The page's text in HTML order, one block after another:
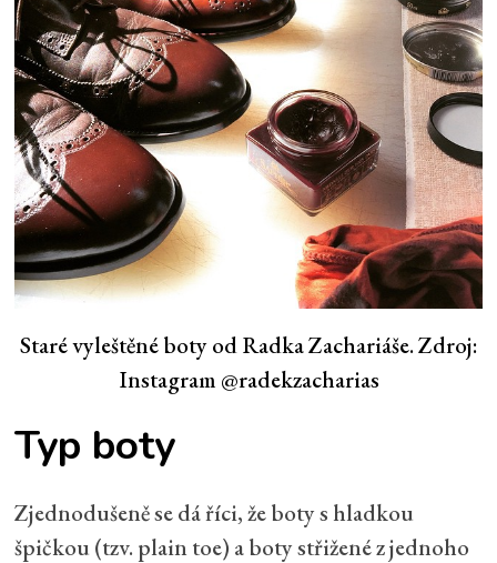
Staré vyleštěné boty od Radka Zachariáše. Zdroj:
Instagram @radekzacharias
Typ boty
Zjednodušeně se dá říci, že boty s hladkou
špičkou (tzv. plain toe) a boty střižené z jednoho